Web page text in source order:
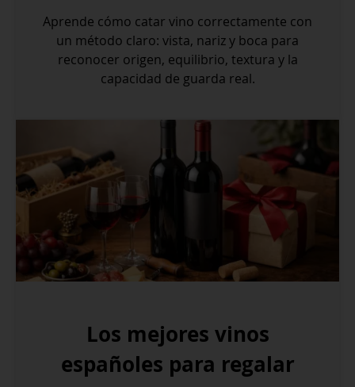
Aprende cómo catar vino correctamente con
un método claro: vista, nariz y boca para
reconocer origen, equilibrio, textura y la
capacidad de guarda real.
Los mejores vinos
españoles para regalar